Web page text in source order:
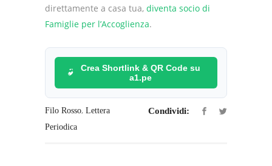
direttamente a casa tua, diventa socio di
Famiglie per l’Accoglienza.
Crea Shortlink & QR Code su
a1.pe
Filo Rosso, Lettera
Periodica
Condividi: